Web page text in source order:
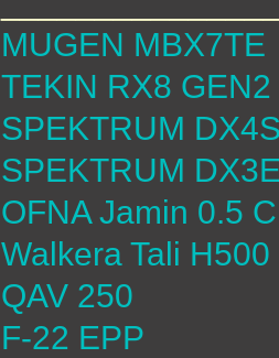
MUGEN MBX7TE
TEKIN RX8
SPEKTRUM
SPEKTRUM
OFNA Jamin 0.5
Walkera Tali H500
QAV 250
F-22 EPP